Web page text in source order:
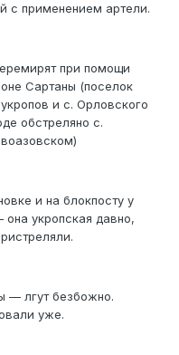
с применением артели.
при помощи
Сартаны (поселок
и с. Орловского
обстреляно с.
и на блокпосту у
укропская давно,
— лгут безбожно.
уже.